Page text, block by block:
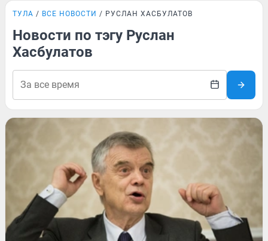
ТУЛА ВСЕ НОВОСТИ РУСЛАН ХАСБУЛАТОВ
Новости по тэгу Руслан
Хасбулатов